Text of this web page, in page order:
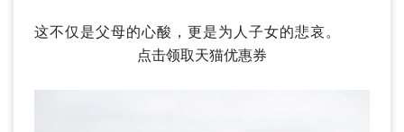
这不仅是父母的心酸，更是为人子女的悲哀。
点击领取天猫优惠券